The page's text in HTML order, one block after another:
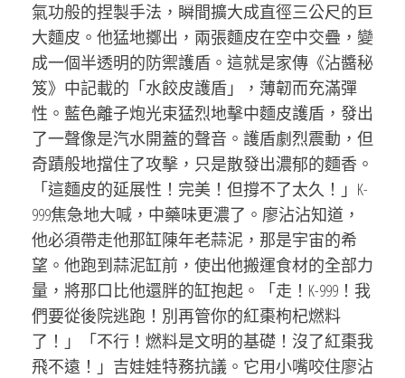
氣功般的捏製手法，瞬間擴大成直徑三公尺的巨
大麵皮。他猛地擲出，兩張麵皮在空中交疊，變
成一個半透明的防禦護盾。這就是家傳《沾醬秘
笈》中記載的「水餃皮護盾」，薄韌而充滿彈
性。藍色離子炮光束猛烈地擊中麵皮護盾，發出
了一聲像是汽水開蓋的聲音。護盾劇烈震動，但
奇蹟般地擋住了攻擊，只是散發出濃郁的麵香。
「這麵皮的延展性！完美！但撐不了太久！」K-
999焦急地大喊，中藥味更濃了。廖沾沾知道，
他必須帶走他那缸陳年老蒜泥，那是宇宙的希
望。他跑到蒜泥缸前，使出他搬運食材的全部力
量，將那口比他還胖的缸抱起。「走！K-999！我
們要從後院逃跑！別再管你的紅棗枸杞燃料
了！」「不行！燃料是文明的基礎！沒了紅棗我
飛不遠！」吉娃娃特務抗議。它用小嘴咬住廖沾